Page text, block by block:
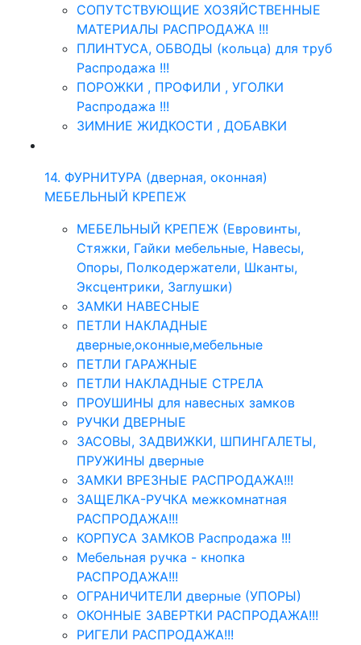
СОПУТСТВУЮЩИЕ ХОЗЯЙСТВЕННЫЕ
МАТЕРИАЛЫ РАСПРОДАЖА !!!
ПЛИНТУСА, ОБВОДЫ (кольца) для труб
Распродажа !!!
ПОРОЖКИ , ПРОФИЛИ , УГОЛКИ
Распродажа !!!
ЗИМНИЕ ЖИДКОСТИ , ДОБАВКИ
14. ФУРНИТУРА (дверная, оконная)
МЕБЕЛЬНЫЙ КРЕПЕЖ
МЕБЕЛЬНЫЙ КРЕПЕЖ (Евровинты,
Стяжки, Гайки мебельные, Навесы,
Опоры, Полкодержатели, Шканты,
Эксцентрики, Заглушки)
ЗАМКИ НАВЕСНЫЕ
ПЕТЛИ НАКЛАДНЫЕ
дверные,оконные,мебельные
ПЕТЛИ ГАРАЖНЫЕ
ПЕТЛИ НАКЛАДНЫЕ СТРЕЛА
ПРОУШИНЫ для навесных замков
РУЧКИ ДВЕРНЫЕ
ЗАСОВЫ, ЗАДВИЖКИ, ШПИНГАЛЕТЫ,
ПРУЖИНЫ дверные
ЗАМКИ ВРЕЗНЫЕ РАСПРОДАЖА!!!
ЗАЩЕЛКА-РУЧКА межкомнатная
РАСПРОДАЖА!!!
КОРПУСА ЗАМКОВ Распродажа !!!
Мебельная ручка - кнопка
РАСПРОДАЖА!!!
ОГРАНИЧИТЕЛИ дверные (УПОРЫ)
ОКОННЫЕ ЗАВЕРТКИ РАСПРОДАЖА!!!
РИГЕЛИ РАСПРОДАЖА!!!